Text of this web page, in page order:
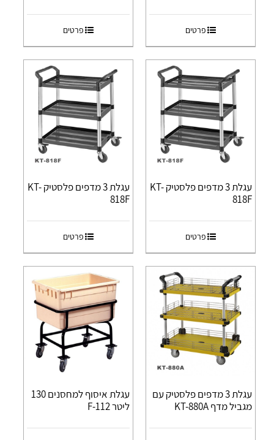
פרטים פרטים
עגלת 3 מדפים פלסטיק KT-
818F
פרטים
עגלת 3 מדפים פלסטיק KT-
818F
פרטים
עגלת 3 מדפים פלסטיק עם
מגביל מדף KT-880A
עגלת איסוף למחסנים 130
ליטר F-112